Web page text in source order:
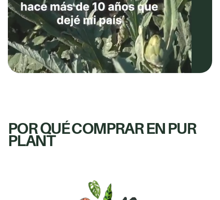
POR QUÉ COMPRAR EN PUR
PLANT